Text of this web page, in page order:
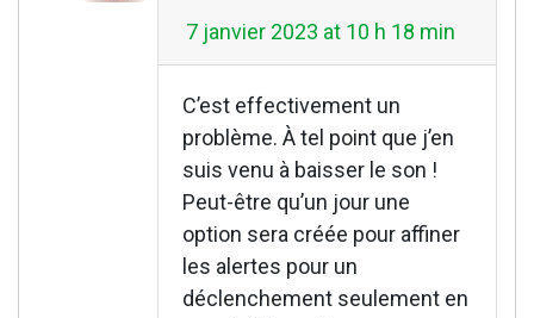
7 janvier 2023 at 10 h 18 min
C’est effectivement un
problème. À tel point que j’en
suis venu à baisser le son !
Peut-être qu’un jour une
option sera créée pour affiner
les alertes pour un
déclenchement seulement en